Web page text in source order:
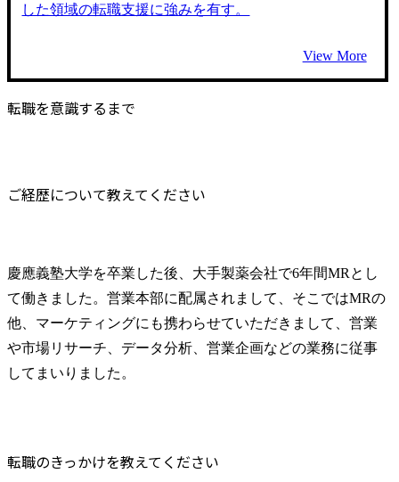
した領域の転職支援に強みを有す。
View More
転職を意識するまで
ご経歴について教えてください
慶應義塾大学を卒業した後、大手製薬会社で6年間MRとし
て働きました。営業本部に配属されまして、そこではMRの
他、マーケティングにも携わらせていただきまして、営業
や市場リサーチ、データ分析、営業企画などの業務に従事
してまいりました。
転職のきっかけを教えてください